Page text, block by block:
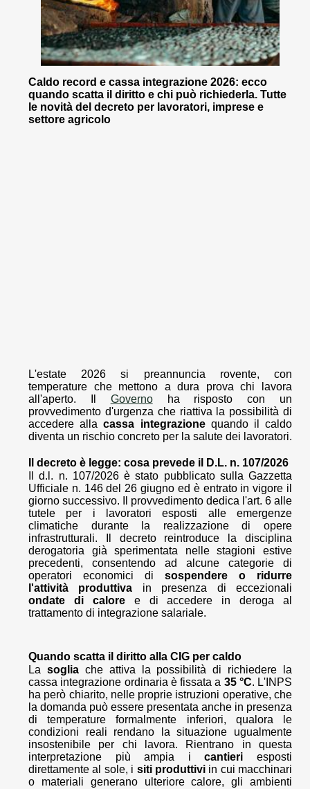
Caldo record e cassa integrazione 2026: ecco
quando scatta il diritto e chi può richiederla. Tutte
le novità del decreto per lavoratori, imprese e
settore agricolo
L'estate 2026 si preannuncia rovente, con
temperature che mettono a dura prova chi lavora
all'aperto. Il Governoha risposto con un
provvedimento d'urgenza che riattiva la possibilità di
accedere allacassa integrazionequando il caldo
diventa un rischio concreto per la salute dei lavoratori.
Il decreto è legge: cosa prevede il D.L. n. 107/2026
Il d.l. n. 107/2026 è stato pubblicato sulla Gazzetta
Ufficiale n. 146 del 26 giugno ed è entrato in vigore il
giorno successivo. Il provvedimento dedica l'art. 6 alle
tutele per i lavoratori esposti alle emergenze
climatiche durante la realizzazione di opere
infrastrutturali. Il decreto reintroduce la disciplina
derogatoria già sperimentata nelle stagioni estive
precedenti, consentendo ad alcune categorie di
operatori economici di sospendere o ridurre
l'attività produttiva in presenza di eccezionali
ondate di caloree di accedere in deroga al
trattamento di integrazione salariale.
Quando scatta il diritto alla CIG per caldo
La sogliache attiva la possibilità di richiedere la
cassa integrazione ordinaria è fissata a 35 °C. L'INPS
ha però chiarito, nelle proprie istruzioni operative, che
la domanda può essere presentata anche in presenza
di temperature formalmente inferiori, qualora le
condizioni reali rendano la situazione ugualmente
insostenibile per chi lavora. Rientrano in questa
interpretazione più ampia icantieri esposti
direttamente al sole, i siti produttiviin cui macchinari
o materiali generano ulteriore calore, gli ambienti